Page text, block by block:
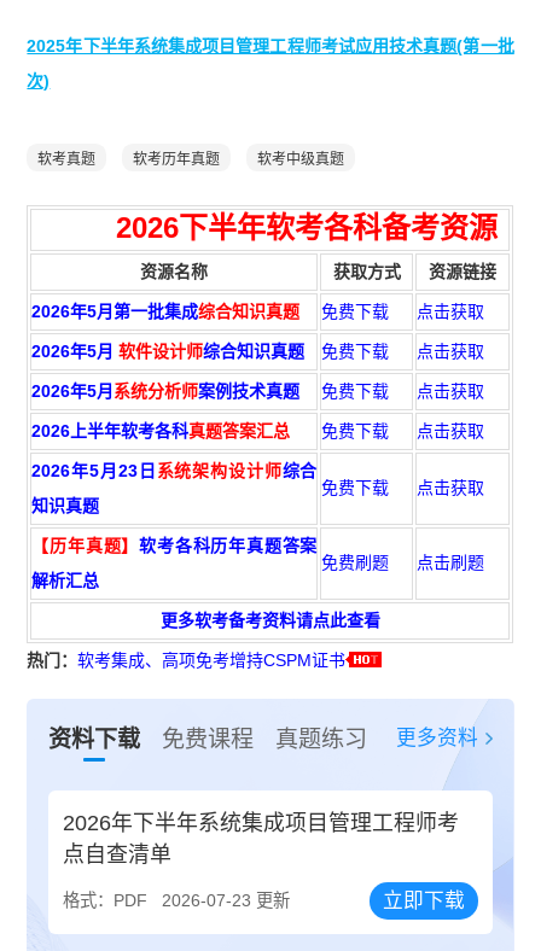
2025年下半年系统集成项目管理工程师考试应用技术真题(第一批
次)
软考真题 软考历年真题 软考中级真题
2026下半年软考各科备考资源
资源名称 获取方式 资源链接
2026年5月第一批集成综合知识真题 免费下载 点击获取
2026年5月软件设计师综合知识真题 免费下载 点击获取
2026年5月系统分析师案例技术真题 免费下载 点击获取
2026上半年软考各科真题答案汇总 免费下载 点击获取
2026年5月23日 系统架构设计师综合
知识真题
免费下载 点击获取
【历年真题】软考各科历年真题答案
解析汇总
免费刷题 点击刷题
更多软考备考资料请点此查看
热门：软考集成、高项免考增持CSPM证书
资料下载 免费课程 真题练习 更多资料
2026年下半年系统集成项目管理工程师考
点自查清单
格式：PDF 2026-07-23 更新 立即下载